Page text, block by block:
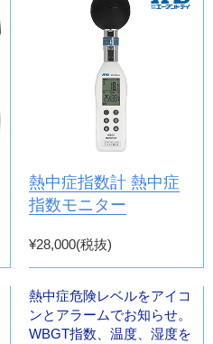
熱中症指数計 熱中症
指数モニター
¥28,000(税抜)
熱中症危険レベルをアイコ
ンとアラームでお知らせ。
WBGT指数、温度、湿度を